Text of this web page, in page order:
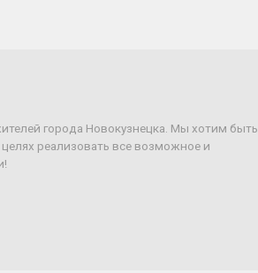
города Новокузнецка. Мы хотим быть
реализовать все возможное и